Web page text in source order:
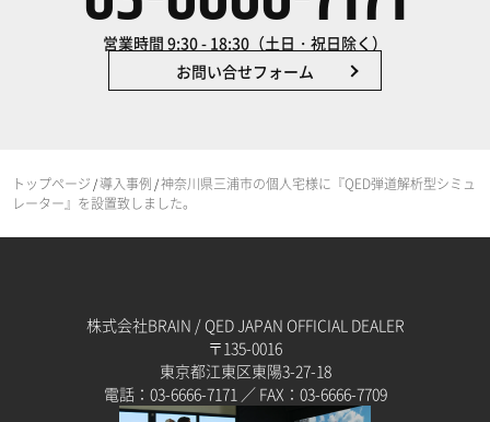
営業時間 9:30 - 18:30（土日・祝日除く）
お問い合せフォーム
トップページ /導入事例 /神奈川県三浦市の個人宅様に『QED弾道解析型シミュ
レーター』を設置致しました。
株式会社BRAIN / QED JAPAN OFFICIAL DEALER
〒135-0016
東京都江東区東陽3-27-18
電話：03-6666-7171 ／ FAX：03-6666-7709